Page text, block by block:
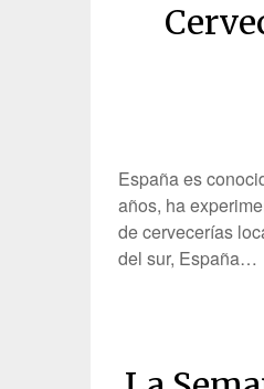
España es
años, ha
de cervecerías
del sur, España…